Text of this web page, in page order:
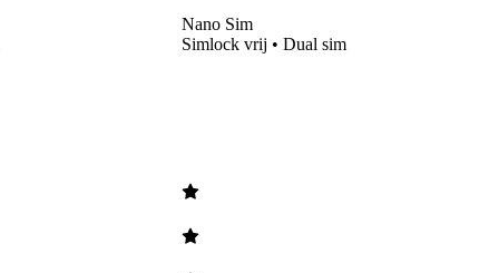
Nano Sim
Simlock vrij • Dual sim